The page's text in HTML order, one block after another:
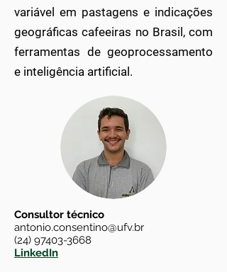
variável em pastagens e indicações
geográficas cafeeiras no Brasil, com
ferramentas de geoprocessamento
e inteligência artificial.
Consultor técnico
antonio.consentino@ufv.br
(24) 97403-3668
LinkedIn